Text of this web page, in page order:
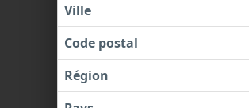
Ville
Code postal
Région